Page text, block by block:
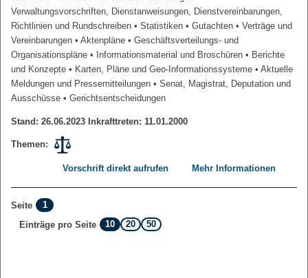
Verwaltungsvorschriften, Dienstanweisungen, Dienstvereinbarungen,
Richtlinien und Rundschreiben • Statistiken • Gutachten • Verträge und
Vereinbarungen • Aktenpläne • Geschäftsverteilungs- und
Organisationspläne • Informationsmaterial und Broschüren • Berichte
und Konzepte • Karten, Pläne und Geo-Informationssysteme • Aktuelle
Meldungen und Pressemitteilungen • Senat, Magistrat, Deputation und
Ausschüsse • Gerichtsentscheidungen
Stand: 26.06.2023 Inkrafttreten: 11.01.2000
Themen:
Vorschrift direkt aufrufen Mehr Informationen
Seite
1
Einträge pro Seite
10 20 50